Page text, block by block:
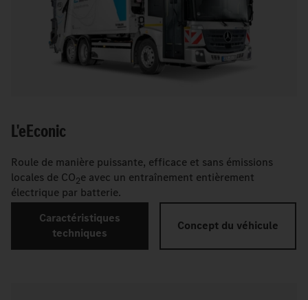
L'eEconic
Roule de manière puissante, efficace et sans émissions
locales de CO2e avec un entraînement entièrement
électrique par batterie.
Caractéristiques
techniques
Concept du véhicule